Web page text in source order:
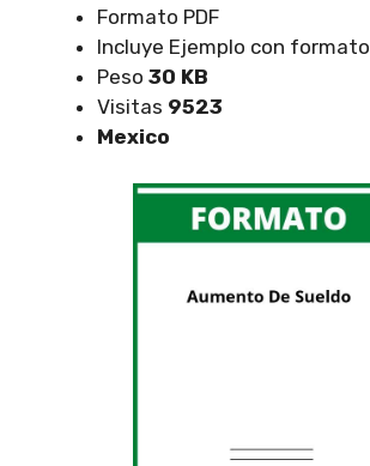
Formato PDF
Incluye Ejemplo con formato
Peso 30 KB
Visitas 9523
Mexico